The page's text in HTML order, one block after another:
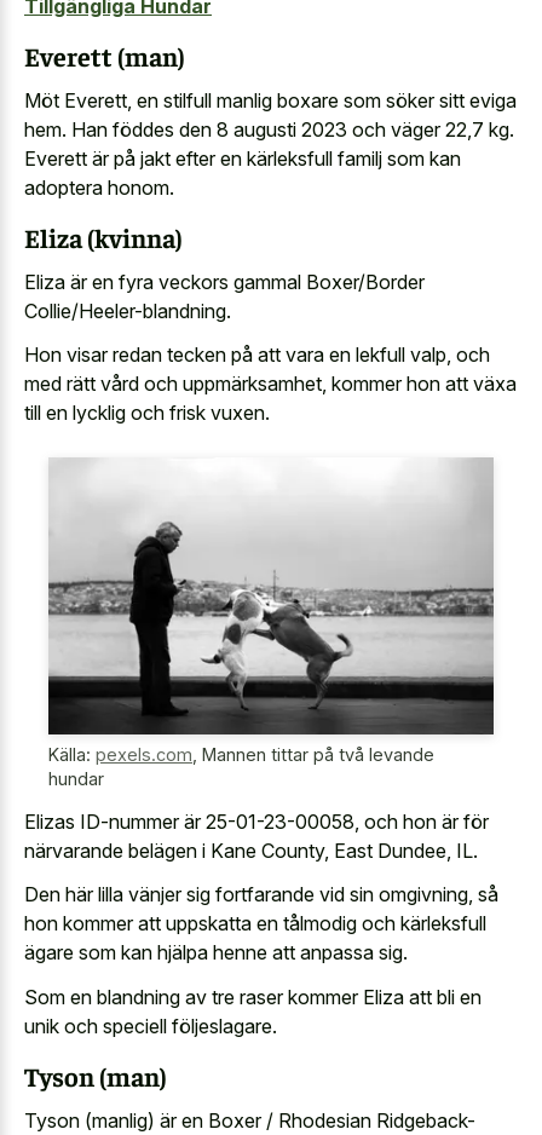
Tillgängliga Hundar
Everett (man)
Möt Everett, en stilfull manlig boxare som söker sitt eviga
hem. Han föddes den 8 augusti 2023 och väger 22,7 kg.
Everett är på jakt efter en kärleksfull familj som kan
adoptera honom.
Eliza (kvinna)
Eliza är en fyra veckors gammal Boxer/Border
Collie/Heeler-blandning.
Hon visar redan tecken på att vara en lekfull valp, och
med rätt vård och uppmärksamhet, kommer hon att växa
till en lycklig och frisk vuxen.
Källa: pexels.com Mannen tittar på två levande
hundar
Elizas ID-nummer är 25-01-23-00058, och hon är för
närvarande belägen i Kane County, East Dundee, IL.
Den här lilla vänjer sig fortfarande vid sin omgivning, så
hon kommer att uppskatta en tålmodig och kärleksfull
ägare som kan hjälpa henne att anpassa sig.
Som en blandning av tre raser kommer Eliza att bli en
unik och speciell följeslagare.
Tyson (man)
Tyson (manlig) är en Boxer / Rhodesian Ridgeback-